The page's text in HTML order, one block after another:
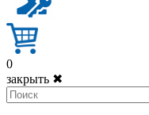
0
закрыть ✖